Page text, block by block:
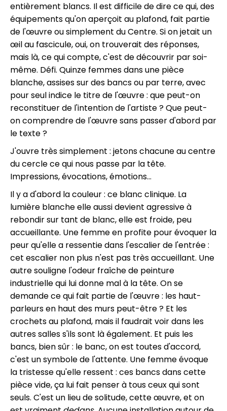
entièrement blancs. Il est difficile de dire ce qui, des
équipements qu'on aperçoit au plafond, fait partie
de l'œuvre ou simplement du Centre. Si on jetait un
œil au fascicule, oui, on trouverait des réponses,
mais là, ce qui compte, c'est de découvrir par soi-
même. Défi. Quinze femmes dans une pièce
blanche, assises sur des bancs ou par terre, avec
pour seul indice le titre de l'œuvre : que peut-on
reconstituer de l'intention de l'artiste ? Que peut-
on comprendre de l'œuvre sans passer d'abord par
le texte ?
J'ouvre très simplement : jetons chacune au centre
du cercle ce qui nous passe par la tête.
Impressions, évocations, émotions…
Il y a d'abord la couleur : ce blanc clinique. La
lumière blanche elle aussi devient agressive à
rebondir sur tant de blanc, elle est froide, peu
accueillante. Une femme en profite pour évoquer la
peur qu'elle a ressentie dans l'escalier de l'entrée :
cet escalier non plus n'est pas très accueillant. Une
autre souligne l'odeur fraîche de peinture
industrielle qui lui donne mal à la tête. On se
demande ce qui fait partie de l'œuvre : les haut-
parleurs en haut des murs peut-être ? Et les
crochets au plafond, mais il faudrait voir dans les
autres salles s'ils sont là également. Et puis les
bancs, bien sûr : le banc, on est toutes d'accord,
c'est un symbole de l'attente. Une femme évoque
la tristesse qu'elle ressent : ces bancs dans cette
pièce vide, ça lui fait penser à tous ceux qui sont
seuls. C'est un lieu de solitude, cette œuvre, et on